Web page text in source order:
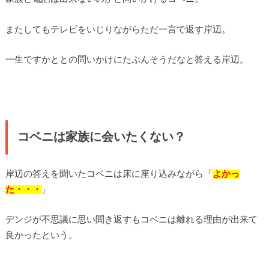
またしてもテレビをいじりながらただ一言で返す岸辺。
一生ですかととの問いかけにたぶんそうだなと答える岸辺。
コベニは家族に会いたくない？
岸辺の答えを聞いたコベニは床に座り込みながら「 よかっ
た・・・
」
デンジが不思議に思い聞き返すもコベニは離れる理由が出来て
良かったという。